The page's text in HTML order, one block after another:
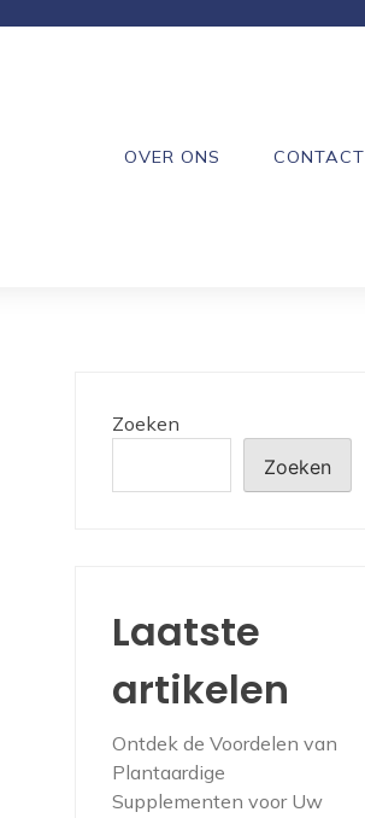
OVER ONS CONTACT
Zoeken
Zoeken
Laatste
artikelen
Ontdek de Voordelen van
Plantaardige
Supplementen voor Uw